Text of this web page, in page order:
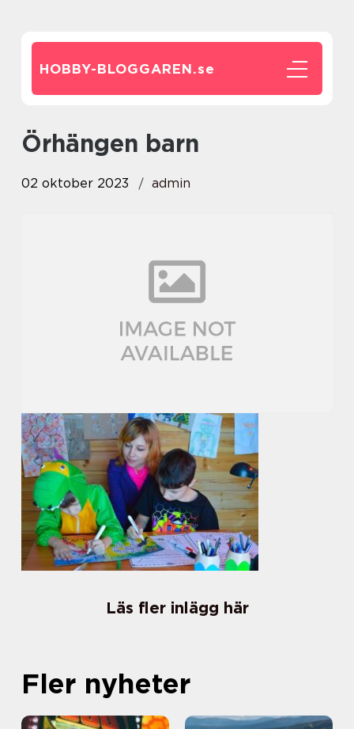
HOBBY-BLOGGAREN.se
örhängen barn
02 oktober 2023 admin
Läs fler inlägg här
Fler nyheter